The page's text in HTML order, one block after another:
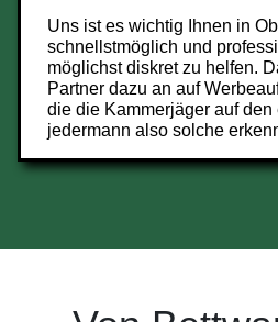
Uns ist es wichtig Ihnen in
schnellstmöglich und
möglichst diskret zu helfen.
Partner dazu an auf
die die Kammerjäger auf den
jedermann also solche